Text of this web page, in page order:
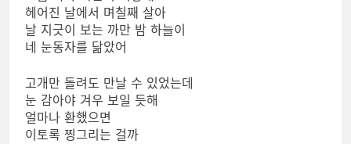
헤어진 날에서 며칠째 살아
날 지긋이 보는 까만 밤 하늘이
네 눈동자를 닮았어
고개만 돌려도 만날 수 있었는데
눈 감아야 겨우 보일 듯해
얼마나 환했으면
이토록 찡그리는 걸까